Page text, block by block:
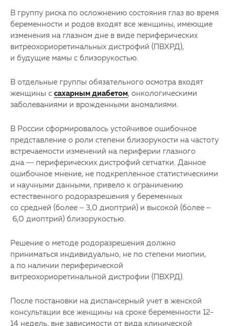
В группу риска по осложнению состояния глаз во время
беременности и родов входят все женщины, имеющие
изменения на глазном дне в виде периферических
витреохориоретинальных дистрофий (ПВХРД),
и будущие мамы с близорукостью.
В отдельные группы обязательного осмотра входят
женщины с сахарным диабетом , онкологическими
заболеваниями и врожденными аномалиями.
В России сформировалось устойчивое ошибочное
представление о роли степени близорукости на частоту
встречаемости изменений на периферии глазного
дна — периферических дистрофий сетчатки. Данное
ошибочное мнение, не подкрепленное статистическими
и научными данными, привело к ограничению
естественного родоразрешения у беременных
со средней (более – 3,0 диоптрий) и высокой (более –
6,0 диоптрий) близорукостью.
Решение о методе родоразрешения должно
приниматься индивидуально, не по степени миопии,
а по наличии периферической
витреохориоретинальной дистрофии (ПВХРД).
После постановки на диспансерный учет в женской
консультации все женщины на сроке беременности 12-
14 недель, вне зависимости от вида клинической